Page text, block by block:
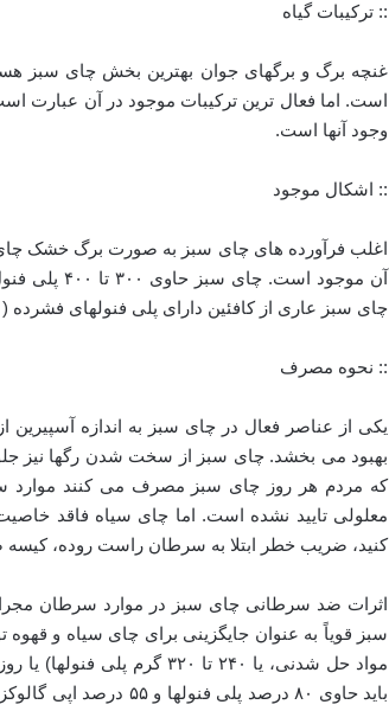
:: ترکیبات گیاه
غنچه برگ و برگهای جوان بهترین بخش چای سبز
است. اما فعال ترین ترکیبات موجود در آن عبارت
وجود آنها است.
:: اشکال موجود
اغلب فرآورده های چای سبز به صورت برگ خشک چای
چای سبز عاری از کافئین دارای پلی فنولهای فشرده (۶۰ تا ۸۹ درصد کل پلی فنولها) است.
:: نحوه مصرف
یکی از عناصر فعال در چای سبز به اندازه آسپیرین
بهبود می بخشد. چای سبز از سخت شدن رگها نیز
که مردم هر روز چای سبز مصرف می کنند موارد
معلولی تایید نشده است. اما چای سیاه فاقد
کنید، ضریب خطر ابتلا به سرطان راست روده،
اثرات ضد سرطانی چای سبز در موارد سرطان
سبز قویاً به عنوان جایگزینی برای چای سیاه و
باید حاوی ۸۰ درصد